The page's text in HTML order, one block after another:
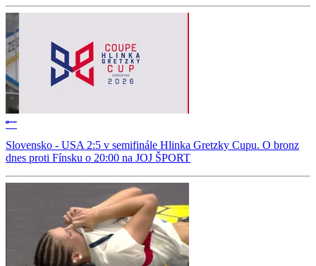
Slovensko - USA 2:5 v semifinále Hlinka Gretzky Cupu. O bronz
dnes proti Fínsku o 20:00 na JOJ ŠPORT